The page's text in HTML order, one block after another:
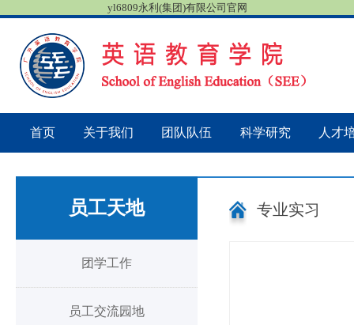
yl6809永利(集团)有限公司官网
首页 关于我们 团队队伍 科学研究 人才
员工天地
团学工作
员工交流园地
专业实习